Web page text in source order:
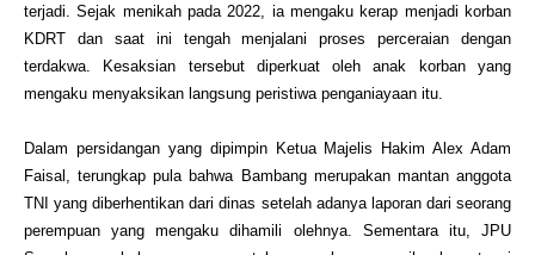
terjadi. Sejak menikah pada 2022, ia mengaku kerap menjadi korban
KDRT dan saat ini tengah menjalani proses perceraian dengan
terdakwa. Kesaksian tersebut diperkuat oleh anak korban yang
mengaku menyaksikan langsung peristiwa penganiayaan itu.
Dalam persidangan yang dipimpin Ketua Majelis Hakim Alex Adam
Faisal, terungkap pula bahwa Bambang merupakan mantan anggota
TNI yang diberhentikan dari dinas setelah adanya laporan dari seorang
perempuan yang mengaku dihamili olehnya. Sementara itu, JPU